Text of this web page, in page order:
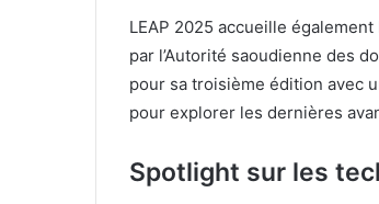
LEAP 2025 accueille
par l’Autorité saoudienne des
pour sa troisième édition avec
pour explorer les dernières
Spotlight sur les